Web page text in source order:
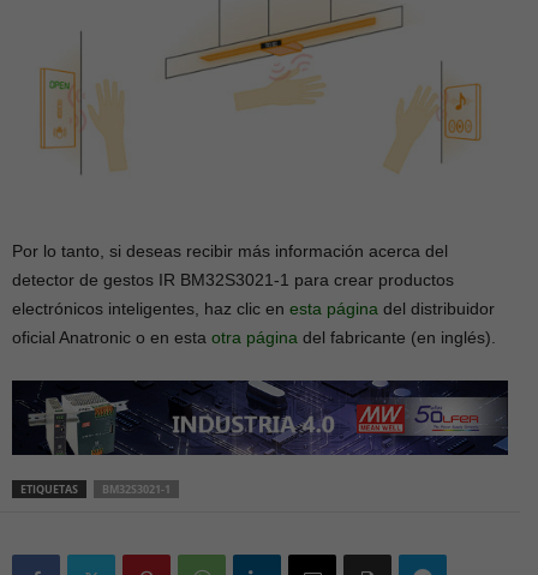
Por lo tanto, si deseas recibir más información acerca del
detector de gestos IR BM32S3021-1 para crear productos
electrónicos inteligentes, haz clic en esta página del distribuidor
oficial Anatronic o en esta otra página del fabricante (en inglés).
ETIQUETAS BM32S3021-1